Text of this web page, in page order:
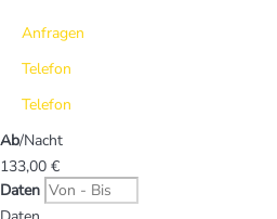
Anfragen
Telefon
Telefon
Ab/Nacht
133,00 €
Daten